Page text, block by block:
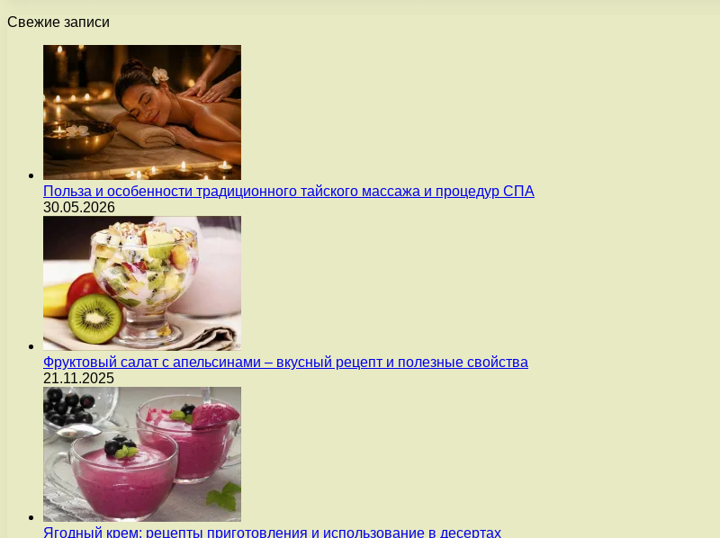
Свежие записи
Польза и особенности традиционного тайского массажа и процедур СПА
30.05.2026
Фруктовый салат с апельсинами – вкусный рецепт и полезные свойства
21.11.2025
Ягодный крем: рецепты приготовления и использование в десертах